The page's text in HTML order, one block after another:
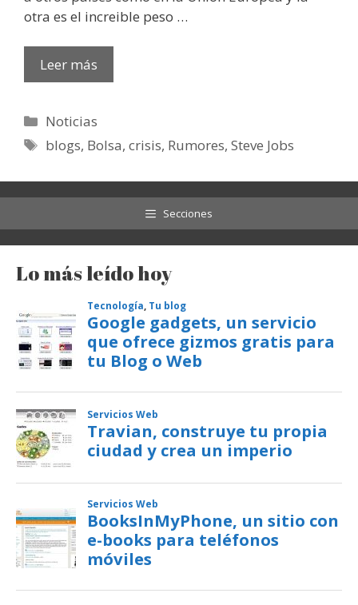
otra es el increible peso …
Leer más
Categorías
Noticias
Etiquetas
blogs, Bolsa,crisis, Rumores,Steve Jobs
Secciones
Lo más leído hoy